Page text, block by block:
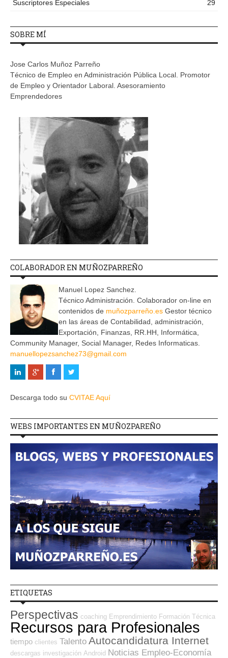
Suscriptores Especiales
29
SOBRE MÍ
Jose Carlos Muñoz Parreño
Técnico de Empleo en Administración Pública Local. Promotor
de Empleo y Orientador Laboral. Asesoramiento
Emprendedores
COLABORADOR EN MUÑOZPARREÑO
Manuel Lopez Sanchez.
Técnico Administración. Colaborador on-line en
contenidos de muñozparreño.es Gestor técnico
en las áreas de Contabilidad, administración,
Exportación, Finanzas, RR.HH, Informática,
Community Manager, Social Manager, Redes Informaticas.
manuellopezsanchez73@gmail.com
Descarga todo su CVITAE Aquí
WEBS IMPORTANTES EN MUÑOZPAREÑO
ETIQUETAS
Perspectivas coaching Emprendimiento Formación Técnica
Recursos para Profesionales
tiempo clientes Talento Autocandidatura Internet
descargas investigación Android Noticias Empleo-Economía